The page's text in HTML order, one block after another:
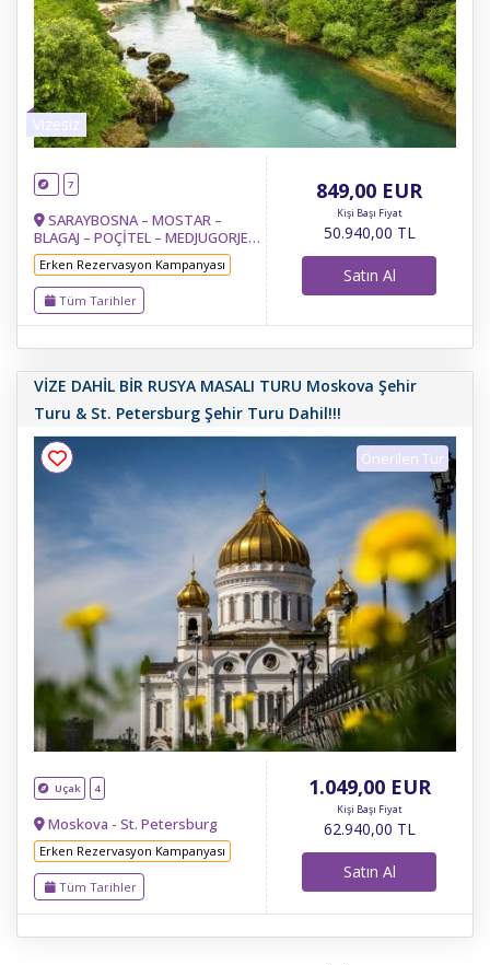
7
SARAYBOSNA – MOSTAR –
BLAGAJ – POÇİTEL – MEDJUGORJE-
TREBİNJE– KOTOR – BUDVA –
İŞKODRA-TİRAN – OHRİD - RESNE
& MANASTIR- TETOVA
(KALKANDELEN) – ÜSKÜP-BELGRAD
Erken Rezervasyon Kampanyası
Tüm Tarihler
849,00 EUR
Kişi Başı Fiyat
50.940,00 TL
Satın Al
VİZE DAHİL BİR RUSYA MASALI TURU Moskova Şehir
Turu & St. Petersburg Şehir Turu Dahil!!!
Önerilen Tur
Uçak 4
Moskova - St. Petersburg
Erken Rezervasyon Kampanyası
Tüm Tarihler
1.049,00EUR
Kişi Başı Fiyat
62.940,00 TL
Satın Al